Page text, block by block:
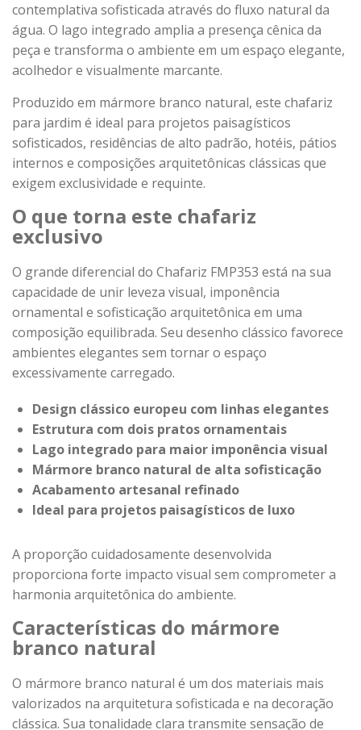
contemplativa sofisticada através do fluxo natural da
água. O lago integrado amplia a presença cênica da
peça e transforma o ambiente em um espaço elegante,
acolhedor e visualmente marcante.
Produzido em mármore branco natural, este chafariz
para jardim é ideal para projetos paisagísticos
sofisticados, residências de alto padrão, hotéis, pátios
internos e composições arquitetônicas clássicas que
exigem exclusividade e requinte.
O que torna este chafariz
exclusivo
O grande diferencial do Chafariz FMP353 está na sua
capacidade de unir leveza visual, imponência
ornamental e sofisticação arquitetônica em uma
composição equilibrada. Seu desenho clássico favorece
ambientes elegantes sem tornar o espaço
excessivamente carregado.
Design clássico europeu com linhas elegantes
Estrutura com dois pratos ornamentais
Lago integrado para maior imponência visual
Mármore branco natural de alta sofisticação
Acabamento artesanal refinado
Ideal para projetos paisagísticos de luxo
A proporção cuidadosamente desenvolvida
proporciona forte impacto visual sem comprometer a
harmonia arquitetônica do ambiente.
Características do mármore
branco natural
O mármore branco natural é um dos materiais mais
valorizados na arquitetura sofisticada e na decoração
clássica. Sua tonalidade clara transmite sensação de